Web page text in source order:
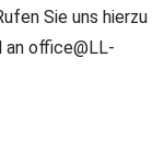
Sie uns hierzu
an office@LL-